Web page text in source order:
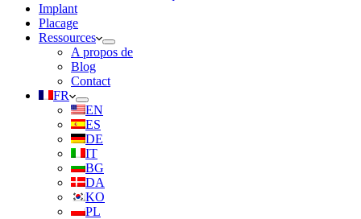
Implant
Placage
Ressources
A propos de
Blog
Contact
FR
EN
ES
DE
IT
BG
DA
KO
PL